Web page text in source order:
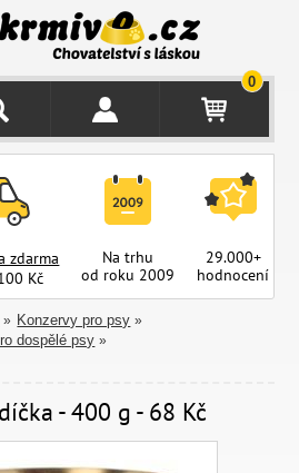
0
zdarma
Kč
Na trhu
od roku 2009
29.000+
hodnocení
» Konzervy pro psy »
dospělé psy »
- 400 g - 68 Kč